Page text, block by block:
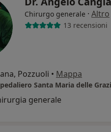
Chirurgo generale · Altro
13 recensioni
Pozzuoli • Mappa
Santa Maria delle
generale